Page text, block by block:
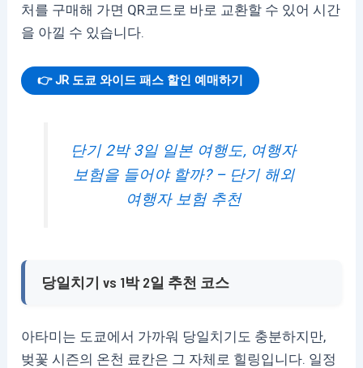
처를 구매해 가면 QR코드로 바로 교환할 수 있어 시간
을 아낄 수 있습니다.
👉 JR 도쿄 와이드 패스 할인 예매하기
단기 2박 3일 일본 여행도, 여행자
보험을 들어야 할까? – 단기 해외
여행자 보험 추천
당일치기 vs 1박 2일 추천 코스
아타미는 도쿄에서 가까워 당일치기도 충분하지만,
벚꽃 시즌의 온천 료칸은 그 자체로 힐링입니다. 일정